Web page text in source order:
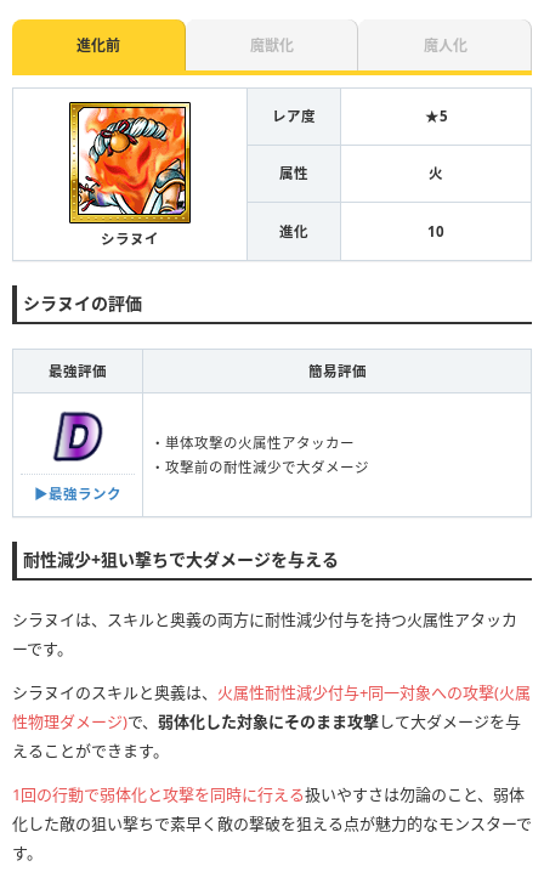
進化前 魔獣化 魔人化
シラヌイ
レア度 ★5
属性 火
進化 10
シラヌイの評価
最強評価 簡易評価
▶︎最強ランク
・単体攻撃の火属性アタッカー
・攻撃前の耐性減少で大ダメージ
耐性減少+狙い撃ちで大ダメージを与える
シラヌイは、スキルと奥義の両方に耐性減少付与を持つ火属性アタッカ
ーです。
シラヌイのスキルと奥義は、 火属性耐性減少付与+同一対象への攻撃(火属
性物理ダメージ)で、 弱体化した対象にそのまま攻撃して大ダメージを与
えることができます。
1回の行動で弱体化と攻撃を同時に行える扱いやすさは勿論のこと、弱体
化した敵の狙い撃ちで素早く敵の撃破を狙える点が魅力的なモンスターで
す。